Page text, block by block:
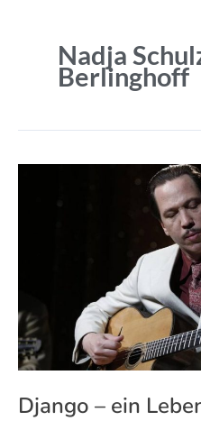
Nadja
Berlinghoff
Django – ein